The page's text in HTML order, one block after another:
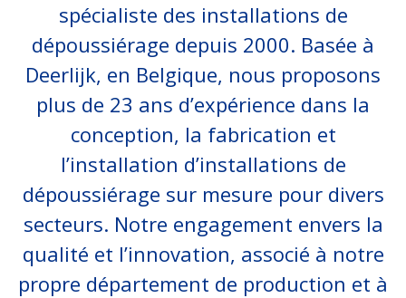
spécialiste des installations de
dépoussiérage depuis 2000. Basée à
Deerlijk, en Belgique, nous proposons
plus de 23 ans d’expérience dans la
conception, la fabrication et
l’installation d’installations de
dépoussiérage sur mesure pour divers
secteurs. Notre engagement envers la
qualité et l’innovation, associé à notre
propre département de production et à